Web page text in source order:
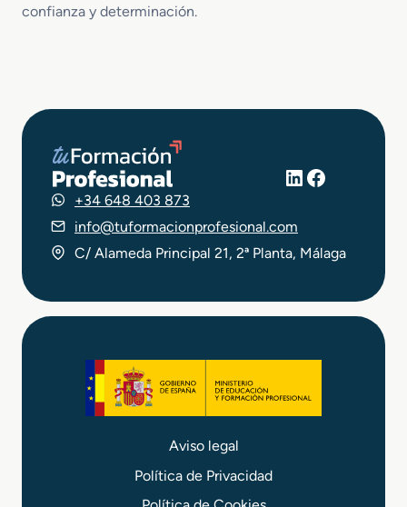
confianza y determinación.
LinkedIn
Facebook
+34 648 403 873
info@tuformacionprofesional.com
C/ Alameda Principal 21, 2ª Planta, Málaga
Aviso legal
Política de Privacidad